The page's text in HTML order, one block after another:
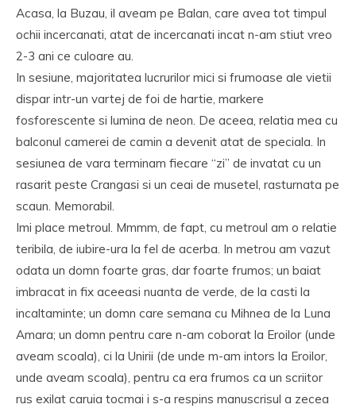
Acasa, la Buzau, il aveam pe Balan, care avea tot timpul
ochii incercanati, atat de incercanati incat n-am stiut vreo
2-3 ani ce culoare au.
In sesiune, majoritatea lucrurilor mici si frumoase ale vietii
dispar intr-un vartej de foi de hartie, markere
fosforescente si lumina de neon. De aceea, relatia mea cu
balconul camerei de camin a devenit atat de speciala. In
sesiunea de vara terminam fiecare “zi” de invatat cu un
rasarit peste Crangasi si un ceai de musetel, rasturnata pe
scaun. Memorabil.
Imi place metroul. Mmmm, de fapt, cu metroul am o relatie
teribila, de iubire-ura la fel de acerba. In metrou am vazut
odata un domn foarte gras, dar foarte frumos; un baiat
imbracat in fix aceeasi nuanta de verde, de la casti la
incaltaminte; un domn care semana cu Mihnea de la Luna
Amara; un domn pentru care n-am coborat la Eroilor (unde
aveam scoala), ci la Unirii (de unde m-am intors la Eroilor,
unde aveam scoala), pentru ca era frumos ca un scriitor
rus exilat caruia tocmai i s-a respins manuscrisul a zecea